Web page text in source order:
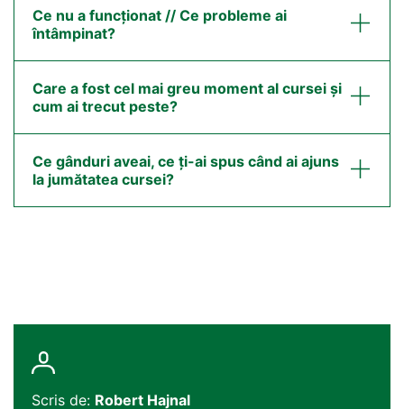
Ce nu a funcționat // Ce probleme ai
întâmpinat?
Care a fost cel mai greu moment al cursei și
cum ai trecut peste?
Ce gânduri aveai, ce ți-ai spus când ai ajuns
la jumătatea cursei?
Scris de: Robert Hajnal